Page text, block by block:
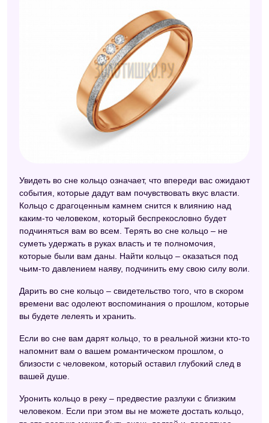
Увидеть во сне кольцо означает, что впереди вас ожидают
события, которые дадут вам почувствовать вкус власти.
Кольцо с драгоценным камнем снится к влиянию над
каким-то человеком, который беспрекословно будет
подчиняться вам во всем. Терять во сне кольцо – не
суметь удержать в руках власть и те полномочия,
которые были вам даны. Найти кольцо – оказаться под
чьим-то давлением наяву, подчинить ему свою силу воли.
Дарить во сне кольцо – свидетельство того, что в скором
времени вас одолеют воспоминания о прошлом, которые
вы будете лелеять и хранить.
Если во сне вам дарят кольцо, то в реальной жизни кто-то
напомнит вам о вашем романтическом прошлом, о
близости с человеком, который оставил глубокий след в
вашей душе.
Уронить кольцо в реку – предвестие разлуки с близким
человеком. Если при этом вы не можете достать кольцо,